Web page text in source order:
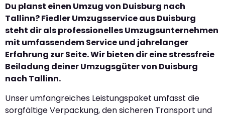
Du planst einen Umzug von Duisburg nach
Tallinn? Fiedler Umzugsservice aus Duisburg
steht dir als professionelles Umzugsunternehmen
mit umfassendem Service und jahrelanger
Erfahrung zur Seite. Wir bieten dir eine stressfreie
Beiladung deiner Umzugsgüter von Duisburg
nach Tallinn.
Unser umfangreiches Leistungspaket umfasst die
sorgfältige Verpackung, den sicheren Transport und